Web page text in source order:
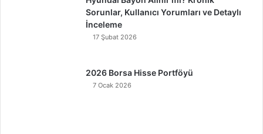
Sorunlar, Kullanıcı Yorumları ve Detaylı
İnceleme
17 Şubat 2026
2026 Borsa Hisse Portföyü
7 Ocak 2026